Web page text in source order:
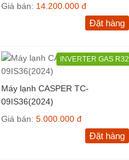
Giá bán: 14.200.000 đ
Đặt hàng
INVERTER GAS R32
Máy lạnh CASPER TC-
09IS36(2024)
Giá bán: 5.000.000 đ
Đặt hàng